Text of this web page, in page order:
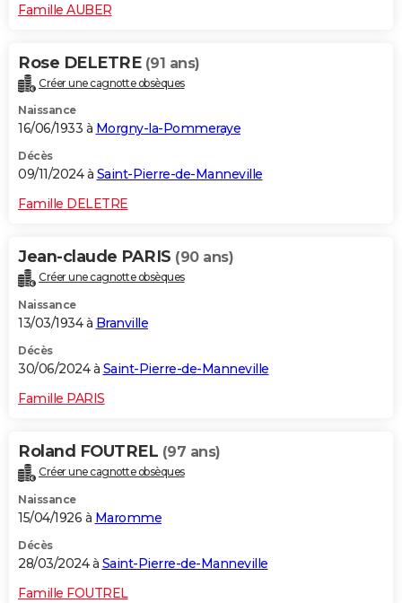
Famille AUBER
Rose DELETRE (91 ans)
Créer une cagnotte obsèques
Naissance
16/06/1933 à Morgny-la-Pommeraye
Décès
09/11/2024 à Saint-Pierre-de-Manneville
Famille DELETRE
Jean-claude PARIS (90 ans)
Créer une cagnotte obsèques
Naissance
13/03/1934 à Branville
Décès
30/06/2024 à Saint-Pierre-de-Manneville
Famille PARIS
Roland FOUTREL (97 ans)
Créer une cagnotte obsèques
Naissance
15/04/1926 à Maromme
Décès
28/03/2024 à Saint-Pierre-de-Manneville
Famille FOUTREL